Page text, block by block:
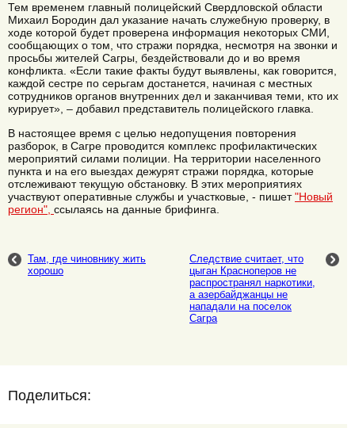
Тем временем главный полицейский Свердловской области
Михаил Бородин дал указание начать служебную проверку, в
ходе которой будет проверена информация некоторых СМИ,
сообщающих о том, что стражи порядка, несмотря на звонки и
просьбы жителей Сагры, бездействовали до и во время
конфликта. «Если такие факты будут выявлены, как говорится,
каждой сестре по серьгам достанется, начиная с местных
сотрудников органов внутренних дел и заканчивая теми, кто их
курирует», – добавил представитель полицейского главка.
В настоящее время с целью недопущения повторения
разборок, в Сагре проводится комплекс профилактических
мероприятий силами полиции. На территории населенного
пункта и на его выездах дежурят стражи порядка, которые
отслеживают текущую обстановку. В этих мероприятиях
участвуют оперативные службы и участковые, - пишет"Новый
регион", ссылаясь на данные брифинга.
Там, где чиновнику жить
хорошо
Следствие считает, что
цыган Красноперов не
распространял наркотики,
а азербайджанцы не
нападали на поселок
Сагра
Поделиться: